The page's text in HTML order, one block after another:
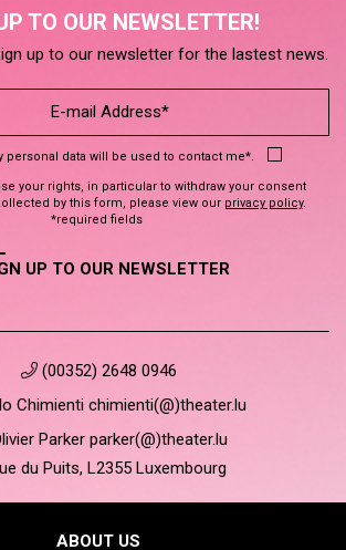
TO OUR NEWSLETTER!
up to our newsletter for the lastest news.
personal data will be used to contact me*.
your rights, in particular to withdraw your consent
by this form, please view our privacy policy.
*required fields
UP TO OUR NEWSLETTER
(00352) 2648 0946
Chimienti chimienti(@)theater.lu
Parker parker(@)theater.lu
du Puits, L2355 Luxembourg
ABOUT US